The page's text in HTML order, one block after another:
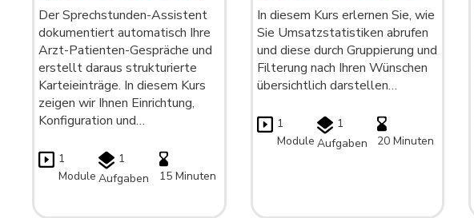
Der Sprechstunden-Assistent
dokumentiert automatisch Ihre
Arzt-Patienten-Gespräche und
erstellt daraus strukturierte
Karteieinträge. In diesem Kurs
zeigen wir Ihnen Einrichtung,
Konfiguration und…
1
Module
1
Aufgaben
15 Minuten
In diesem Kurs erlernen Sie, wie
Sie Umsatzstatistiken abrufen
und diese durch Gruppierung und
Filterung nach Ihren Wünschen
übersichtlich darstellen…
1
Module
1
Aufgaben
20 Minuten